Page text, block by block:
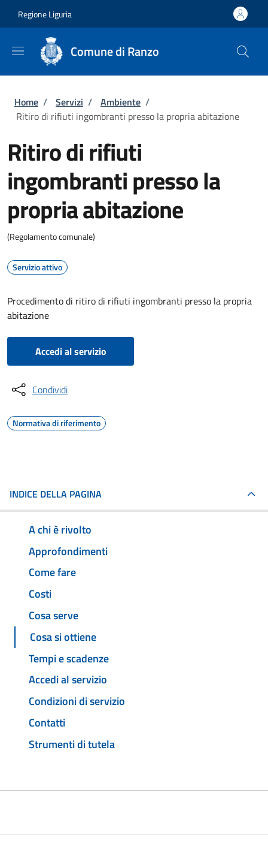
Regione Liguria
Comune di Ranzo
Briciole di pane
Home / Servizi / Ambiente /
Ritiro di rifiuti ingombranti presso la propria abitazione
Ritiro di rifiuti
ingombranti presso la
propria abitazione
(Regolamento comunale)
Servizio attivo
Procedimento di ritiro di rifiuti ingombranti presso la propria
abitazione
Accedi al servizio
Condividi
Normativa di riferimento
INDICE DELLA PAGINA
A chi è rivolto
Approfondimenti
Come fare
Costi
Cosa serve
Cosa si ottiene
Tempi e scadenze
Accedi al servizio
Condizioni di servizio
Contatti
Strumenti di tutela